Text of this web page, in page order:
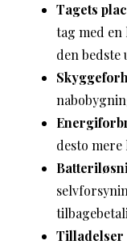
Tagets
tag med
den bedste
desto mere